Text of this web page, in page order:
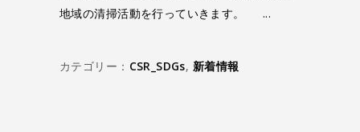
地域の清掃活動を行っていきます。
カテゴリー： CSR_SDGs, 新着情報